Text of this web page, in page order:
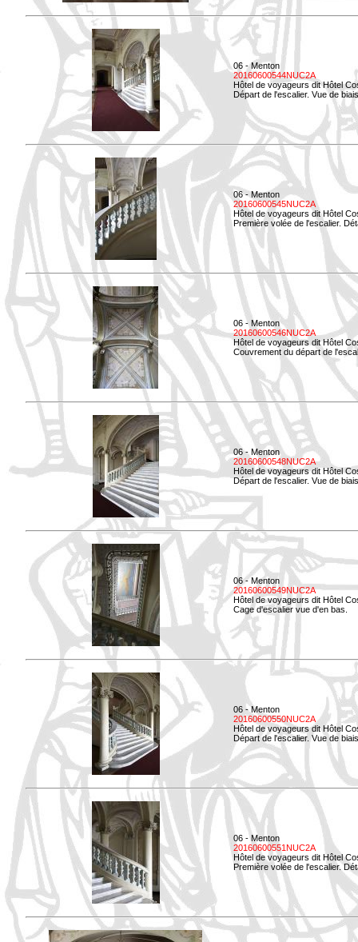
06 - Menton
20160600544NUC2A
Hôtel de voyageurs dit Hôtel
Départ de l'escalier. Vue de
06 - Menton
20160600545NUC2A
Hôtel de voyageurs dit Hôtel
Première volée de l'escalier.
06 - Menton
20160600546NUC2A
Hôtel de voyageurs dit Hôtel
Couvrement du départ de
06 - Menton
20160600548NUC2A
Hôtel de voyageurs dit Hôtel
Départ de l'escalier. Vue de
06 - Menton
20160600549NUC2A
Hôtel de voyageurs dit Hôtel
Cage d'escalier vue d'en bas.
06 - Menton
20160600550NUC2A
Hôtel de voyageurs dit Hôtel
Départ de l'escalier. Vue de
06 - Menton
20160600551NUC2A
Hôtel de voyageurs dit Hôtel
Première volée de l'escalier.